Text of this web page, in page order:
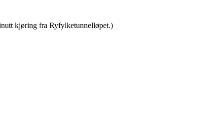
kjøring fra Ryfylketunnelløpet.)